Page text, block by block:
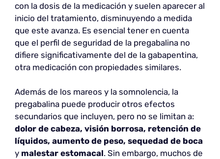
con la dosis de la medicación y suelen aparecer al
inicio del tratamiento, disminuyendo a medida
que este avanza. Es esencial tener en cuenta
que el perfil de seguridad de la pregabalina no
difiere significativamente del de la gabapentina,
otra medicación con propiedades similares.
Además de los mareos y la somnolencia, la
pregabalina puede producir otros efectos
secundarios que incluyen, pero no se limitan a:
dolor de cabeza, visión borrosa, retención de
líquidos, aumento de peso, sequedad de boca
y malestar estomacal. Sin embargo, muchos de